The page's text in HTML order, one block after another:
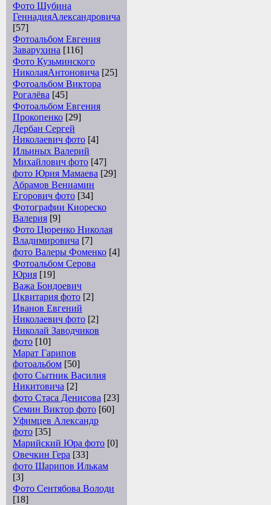
Фото Шубина
ГеннадияАлександровича
[57]
Фотоальбом Евгения
Заварухина [116]
Фото Кузьминского
НиколаяАнтоновича [25]
Фотоальбом Виктора
Рогалёва [45]
Фотоальбом Евгения
Прокопенко [29]
Дербан Сергей
Николаевич фото [4]
Ильиных Валерий
Михайлович фото [47]
фото Юрия Мамаева [29]
Абрамов Вениамин
Егорович фото [34]
Фотографии Киореско
Валерия [9]
Фото Цюренко Николая
Владимировича [7]
фото Валеры Фоменко [4]
Фотоальбом Серова
Юрия [19]
Важа Бондоевич
Цквитария фото [2]
Иванов Евгений
Николаевич фото [2]
Николай Заводчиков
фото [10]
Марат Гарипов
фотоальбом [50]
фото Сытник Василия
Никитовича [2]
фото Стаса Денисова [23]
Семин Виктор фото [60]
Уфимцев Александр
фото [35]
Марийский Юра фото [0]
Овечкин Гера [33]
фото Шарипов Илькам
[3]
Фото Сентябова Володи
[18]